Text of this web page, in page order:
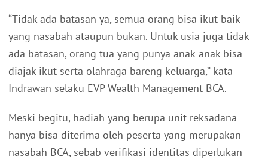
“Tidak ada batasan ya, semua orang bisa ikut baik
yang nasabah ataupun bukan. Untuk usia juga tidak
ada batasan, orang tua yang punya anak-anak bisa
diajak ikut serta olahraga bareng keluarga,” kata
Indrawan selaku EVP Wealth Management BCA.
Meski begitu, hadiah yang berupa unit reksadana
hanya bisa diterima oleh peserta yang merupakan
nasabah BCA, sebab verifikasi identitas diperlukan